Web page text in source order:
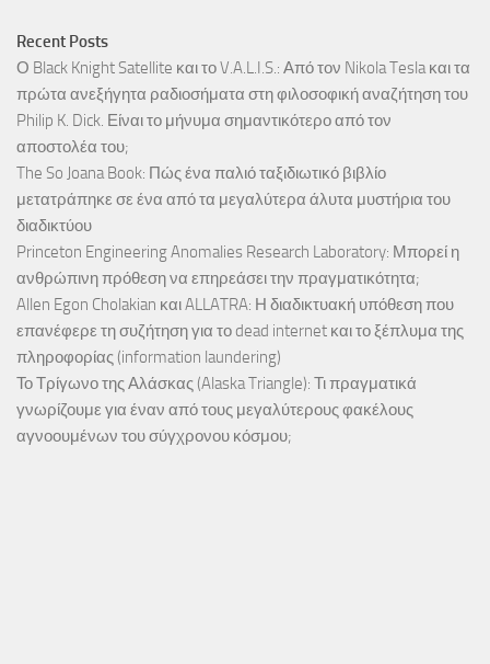
Recent Posts
Ο Black Knight Satellite και το V.A.L.I.S.: Από τον Nikola Tesla και τα
πρώτα ανεξήγητα ραδιοσήματα στη φιλοσοφική αναζήτηση του
Philip K. Dick. Είναι το μήνυμα σημαντικότερο από τον
αποστολέα του;
The So Joana Book: Πώς ένα παλιό ταξιδιωτικό βιβλίο
μετατράπηκε σε ένα από τα μεγαλύτερα άλυτα μυστήρια του
διαδικτύου
Princeton Engineering Anomalies Research Laboratory: Μπορεί η
ανθρώπινη πρόθεση να επηρεάσει την πραγματικότητα;
Allen Egon Cholakian και ALLATRA: Η διαδικτυακή υπόθεση που
επανέφερε τη συζήτηση για το dead internet και το ξέπλυμα της
πληροφορίας (information laundering)
Το Τρίγωνο της Αλάσκας (Alaska Triangle): Τι πραγματικά
γνωρίζουμε για έναν από τους μεγαλύτερους φακέλους
αγνοουμένων του σύγχρονου κόσμου;